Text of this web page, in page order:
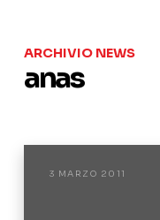
ARCHIVIO NEWS
anas
3 MARZO 2011